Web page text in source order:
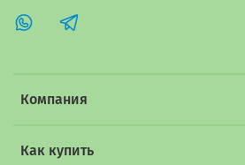
Компания
Как купить